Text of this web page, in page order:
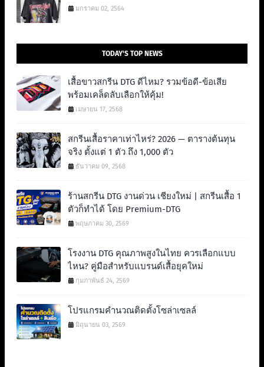
มกราคม 02, 2564
TODAY'S TOP NEWS
เสื้อขาวสกรีน DTG ดีไหม? รวมข้อดี-ข้อเสีย
พร้อมเคล็ดลับเลือกให้คุ้ม!
เมษายน 17, 2568
สกรีนเสื้อราคาเท่าไหร่? 2026 — ตารางต้นทุน
จริง ตั้งแต่ 1 ตัว ถึง 1,000 ตัว
ธันวาคม 09, 2568
ร้านสกรีน DTG งานด่วน เชียงใหม่ | สกรีนเสื้อ 1
ตัวก็ทำได้ โดย Premium-DTG
พฤษภาคม 30, 2569
โรงงาน DTG คุณภาพสูงในไทย ควรเลือกแบบ
ไหน? คู่มือสำหรับแบรนด์เสื้อยุคใหม่
กุมภาพันธ์ 24, 2569
โปรแกรมคำนวณติดตั้งโซล่าเซลล์
มิถุนายน 03, 2569